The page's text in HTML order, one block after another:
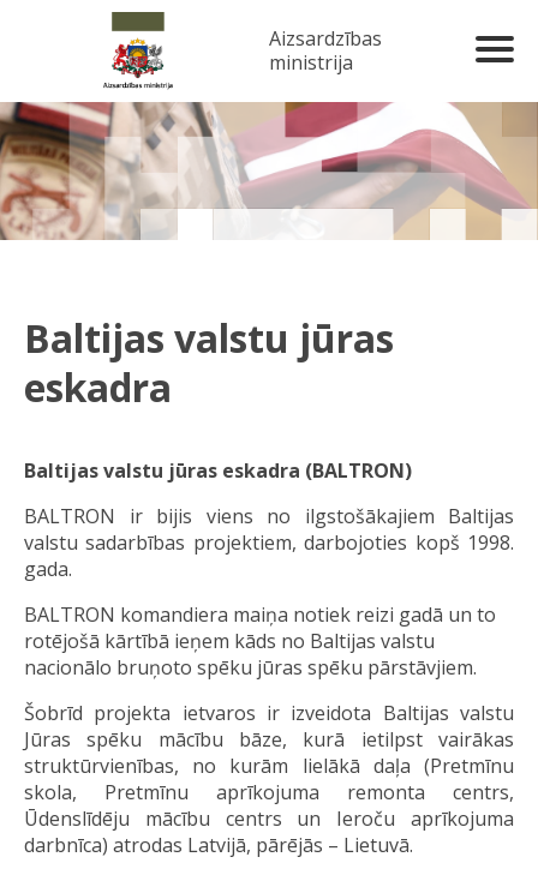
Aizsardzības
ministrija
Baltijas valstu jūras
eskadra
Baltijas valstu jūras eskadra (BALTRON)
BALTRON ir bijis viens no ilgstošākajiem Baltijas
valstu sadarbības projektiem, darbojoties kopš 1998.
gada.
BALTRON komandiera maiņa notiek reizi gadā un to
rotējošā kārtībā ieņem kāds no Baltijas valstu
nacionālo bruņoto spēku jūras spēku pārstāvjiem.
Šobrīd projekta ietvaros ir izveidota Baltijas valstu
Jūras spēku mācību bāze, kurā ietilpst vairākas
struktūrvienības, no kurām lielākā daļa (Pretmīnu
skola, Pretmīnu aprīkojuma remonta centrs,
Ūdenslīdēju mācību centrs un Ieroču aprīkojuma
darbnīca) atrodas Latvijā, pārējās – Lietuvā.